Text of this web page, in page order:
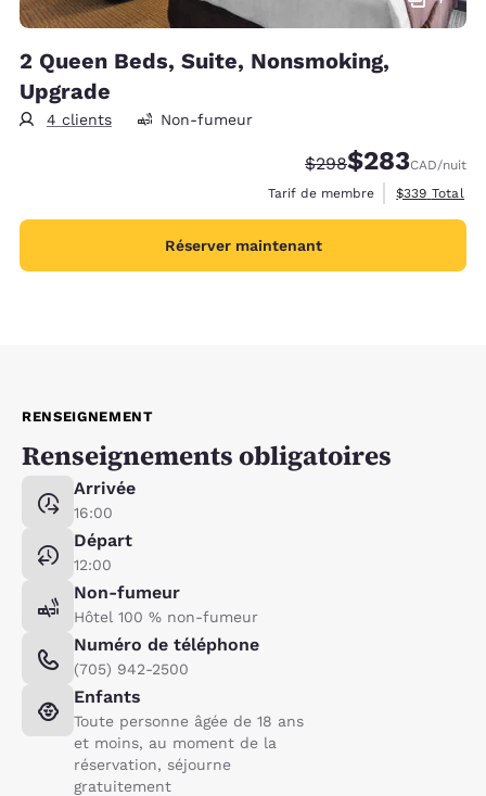
2 Queen Beds, Suite, Nonsmoking,
Upgrade
4 clients Non-fumeur
Tarif barré :
$298Tarif réduit :
$283CAD/nuit
Tarif de membre
Afficher les
$339 Total
Réserver maintenant
RENSEIGNEMENT
Renseignements obligatoires
Arrivée
16:00
Départ
12:00
Non-fumeur
Hôtel 100 % non-fumeur
Numéro de téléphone
(705) 942-2500
Enfants
Toute personne âgée de 18 ans
et moins, au moment de la
réservation, séjourne
gratuitement